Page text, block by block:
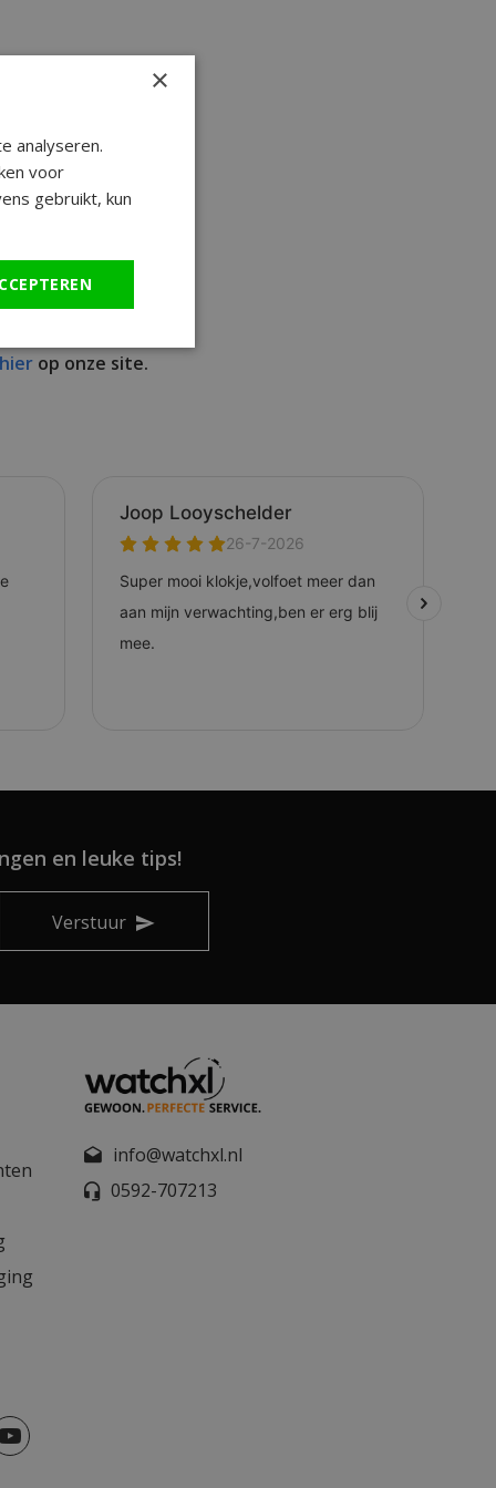
hier op onze site.
en leuke tips!
Verstuur
info@watchxl.nl
0592-707213
×
analyseren.
voor
gebruikt, kun